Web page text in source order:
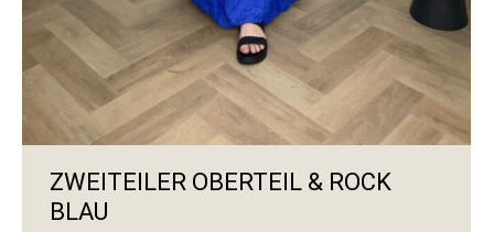
ZWEITEILER OBERTEIL & ROCK
BLAU